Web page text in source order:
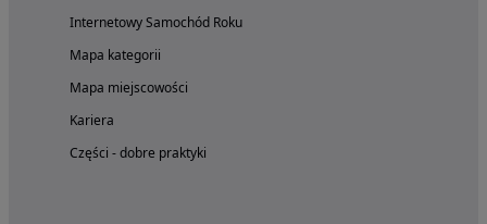
Internetowy Samochód Roku
Mapa kategorii
Mapa miejscowości
Kariera
Części - dobre praktyki